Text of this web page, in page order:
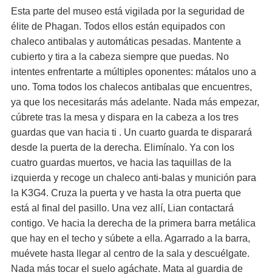
Esta parte del museo está vigilada por la seguridad de
élite de Phagan. Todos ellos están equipados con
chaleco antibalas y automáticas pesadas. Mantente a
cubierto y tira a la cabeza siempre que puedas. No
intentes enfrentarte a múltiples oponentes: mátalos uno a
uno. Toma todos los chalecos antibalas que encuentres,
ya que los necesitarás más adelante. Nada más empezar,
cúbrete tras la mesa y dispara en la cabeza a los tres
guardas que van hacia ti . Un cuarto guarda te disparará
desde la puerta de la derecha. Elimínalo. Ya con los
cuatro guardas muertos, ve hacia las taquillas de la
izquierda y recoge un chaleco anti-balas y munición para
la K3G4. Cruza la puerta y ve hasta la otra puerta que
está al final del pasillo. Una vez allí, Lian contactará
contigo. Ve hacia la derecha de la primera barra metálica
que hay en el techo y súbete a ella. Agarrado a la barra,
muévete hasta llegar al centro de la sala y descuélgate.
Nada más tocar el suelo agáchate. Mata al guardia de